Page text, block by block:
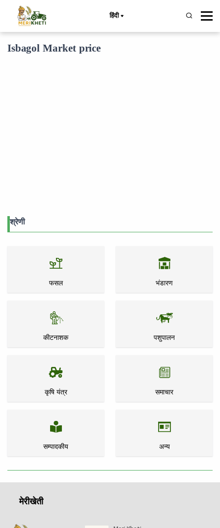
हिंदी
Isbagol Market price
श्रेणी
फसल भंडारण
कीटनाशक पशुपालन
कृषि यंत्र समाचार
सम्पादकीय अन्य
मेरीखेती